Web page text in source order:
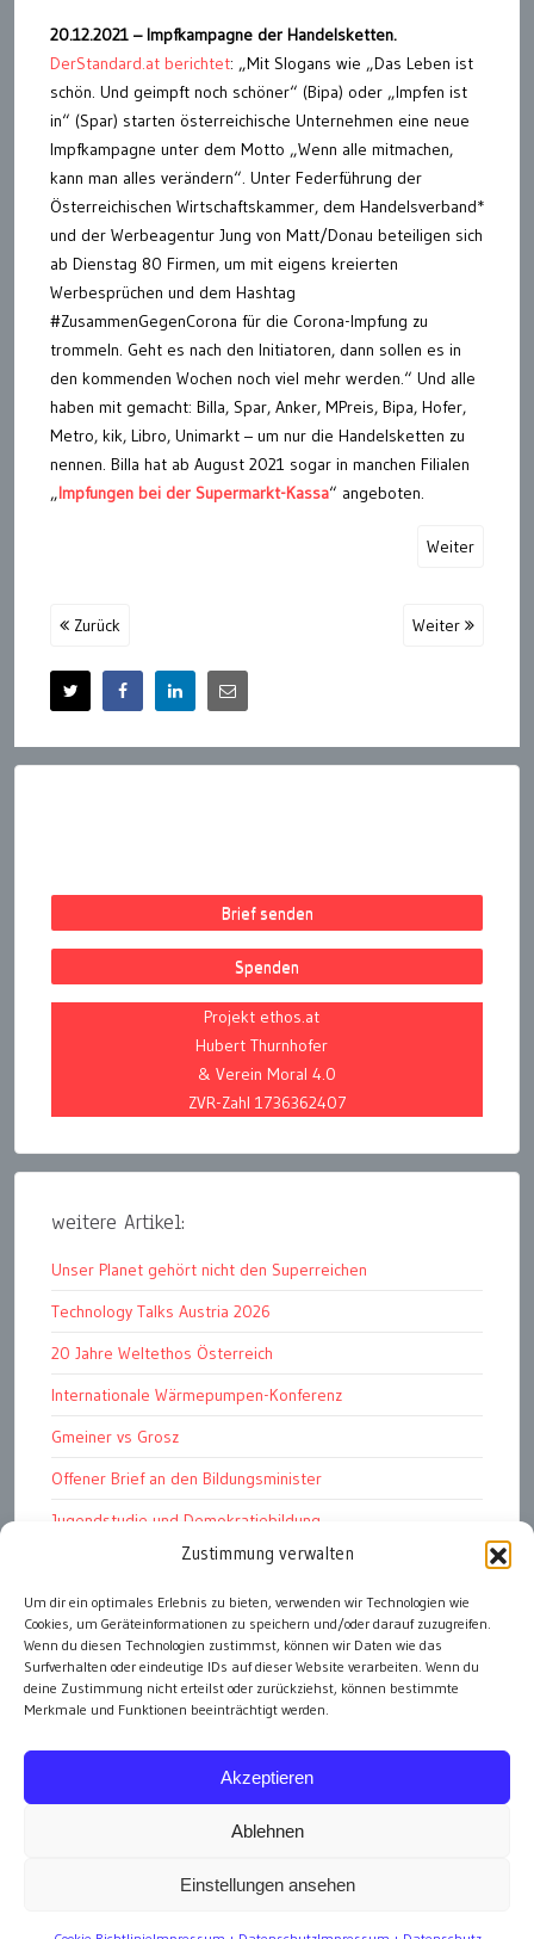
Zustimmung verwalten
Um dir ein optimales Erlebnis zu bieten, verwenden wir Technologien wie
Cookies, um Geräteinformationen zu speichern und/oder darauf zuzugreifen.
Wenn du diesen Technologien zustimmst, können wir Daten wie das
Surfverhalten oder eindeutige IDs auf dieser Website verarbeiten. Wenn du
deine Zustimmung nicht erteilst oder zurückziehst, können bestimmte
Merkmale und Funktionen beeinträchtigt werden.
Akzeptieren
Ablehnen
Einstellungen ansehen
20.12.2021 – Impfkampagne der Handelsketten.
DerStandard.at berichtet: „Mit Slogans wie „Das Leben ist
schön. Und geimpft noch schöner“ (Bipa) oder „Impfen ist
in“ (Spar) starten österreichische Unternehmen eine neue
Impfkampagne unter dem Motto „Wenn alle mitmachen,
kann man alles verändern“. Unter Federführung der
Österreichischen Wirtschaftskammer, dem Handelsverband*
und der Werbeagentur Jung von Matt/Donau beteiligen sich
ab Dienstag 80 Firmen, um mit eigens kreierten
Werbesprüchen und dem Hashtag
#ZusammenGegenCorona für die Corona-Impfung zu
trommeln. Geht es nach den Initiatoren, dann sollen es in
den kommenden Wochen noch viel mehr werden.“ Und alle
haben mit gemacht: Billa, Spar, Anker, MPreis, Bipa, Hofer,
Metro, kik, Libro, Unimarkt – um nur die Handelsketten zu
nennen. Billa hat ab August 2021 sogar in manchen Filialen
„Impfungen bei der Supermarkt-Kassa“ angeboten.
Weiter
Zurück Weiter
Brief senden
Spenden
Projekt ethos.at
Hubert Thurnhofer
& Verein Moral 4.0
ZVR-Zahl 1736362407
weitere Artikel:
Unser Planet gehört nicht den Superreichen
Technology Talks Austria 2026
20 Jahre Weltethos Österreich
Internationale Wärmepumpen-Konferenz
Gmeiner vs Grosz
Offener Brief an den Bildungsminister
Jugendstudie und Demokratiebildung
Solschenizyn, Dugin und der Westen
Finanzindustrie manipuliert Schüler
Chemtrails Contrails Geoengineering
alle Artikel
Impressum